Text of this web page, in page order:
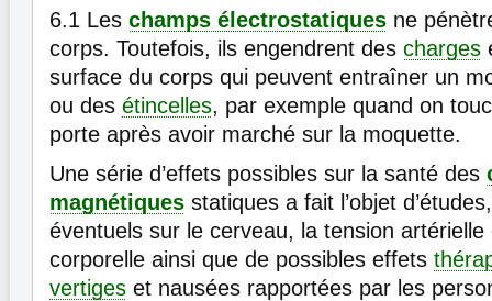
6.1 Les champs électrostatiques ne
corps. Toutefois, ils engendrent des charges
surface du corps qui peuvent entraîner un
ou des étincelles, par exemple quand on
porte après avoir marché sur la moquette.
Une série d’effets possibles sur la santé des
magnétiques statiques a fait l’objet
éventuels sur le cerveau, la tension
corporelle ainsi que de possibles effets
vertiges et nausées rapportées par les